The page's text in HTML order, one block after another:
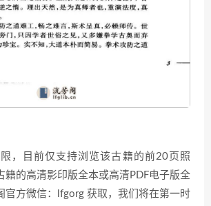
，目前仅支持浏览该古籍的前20页照
籍的高清影印版全本或高清PDF电子版全
官方微信：lfgorg 获取，我们将在第一时